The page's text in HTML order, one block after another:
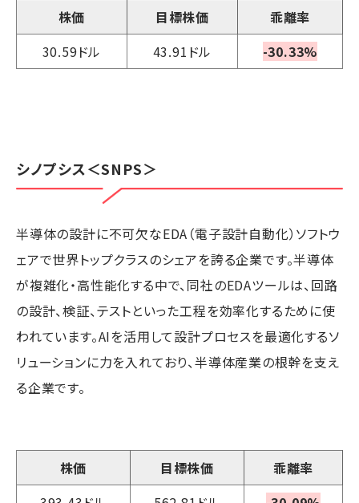
株価 目標株価
乖離率
30.59ドル
43.91ドル -30.33%
シノプシス＜SNPS＞
半導体の設計に不可欠なEDA（電子設計自動化）ソフトウ
ェアで世界トップクラスのシェアを誇る企業です。半導体
が複雑化・高性能化する中で、同社のEDAツールは、回路
の設計、検証、テストといった工程を効率化するために使
われています。AIを活用して設計プロセスを最適化するソ
リューションに力を入れており、半導体産業の根幹を支え
る企業です。
株価 目標株価
乖離率